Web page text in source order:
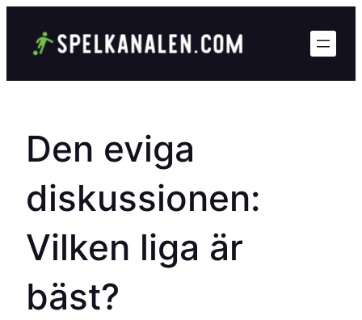
Den eviga
diskussionen:
Vilken liga är
bäst?